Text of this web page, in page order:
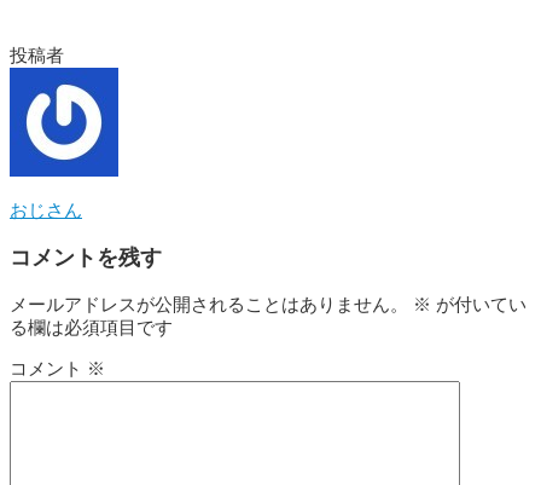
投稿者
おじさん
コメントを残す
メールアドレスが公開されることはありません。 ※ が付いてい
る欄は必須項目です
コメント ※